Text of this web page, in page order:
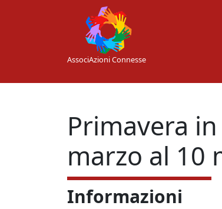
AssociAzioni Connesse
Primavera
marzo al 10
Informazioni